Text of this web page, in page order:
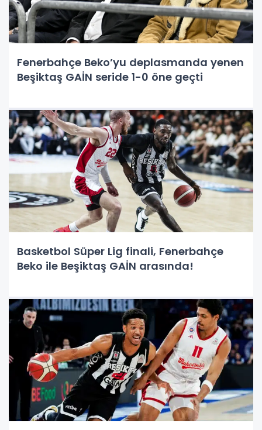
Fenerbahçe Beko’yu deplasmanda yenen
Beşiktaş GAİN seride 1-0 öne geçti
Basketbol Süper Lig finali, Fenerbahçe
Beko ile Beşiktaş GAİN arasında!